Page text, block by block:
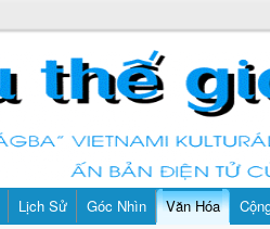
Lịch Sử Góc Nhìn Văn Hóa